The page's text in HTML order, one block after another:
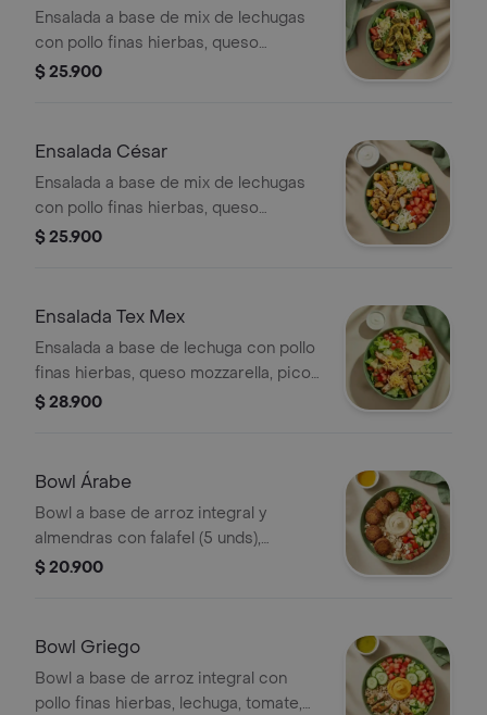
Ensalada a base de mix de lechugas
con pollo finas hierbas, queso
mozzarella, tomate, pesto y vinagreta
wrap.
$ 25.900
Ensalada César
Ensalada a base de mix de lechugas
con pollo finas hierbas, queso
parmesano, tomate, crutones y
un sándwich o wrap.
$ 25.900
Ensalada Tex Mex
Ensalada a base de lechuga con pollo
finas hierbas, queso mozzarella, pico
de gallo, aguacate, totopos triturados
un sándwich o wrap.
$ 28.900
Bowl Árabe
Bowl a base de arroz integral y
almendras con falafel (5 unds),
hummus de garbanzo, tomate, pepino,
acompañes con un sándwich o wrap.
$ 20.900
Bowl Griego
Bowl a base de arroz integral con
pollo finas hierbas, lechuga, tomate,